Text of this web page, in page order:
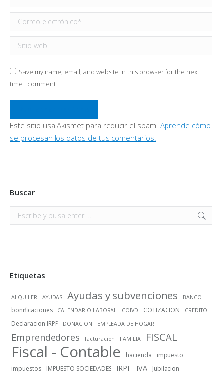
Correo electrónico *
Sitio web
Save my name, email, and website in this browser for the next
time I comment.
Este sitio usa Akismet para reducir el spam. Aprende cómo
se procesan los datos de tus comentarios.
Buscar
Buscar:
Etiquetas
ALQUILER AYUDAS Ayudas y subvenciones BANCO
bonificaciones CALENDARIO LABORAL COIVD COTIZACION CREDITO
Declaracion IRPF DONACION EMPLEADA DE HOGAR
Emprendedores facturacion FAMILIA FISCAL
Fiscal - Contable hacienda
impuesto
impuestos
IMPUESTO SOCIEDADES IRPF IVA Jubilacion